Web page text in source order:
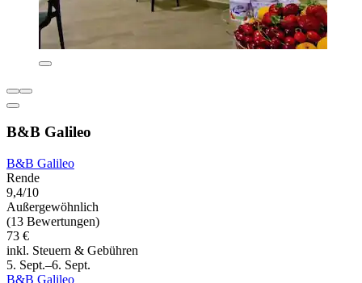
B&B Galileo
B&B Galileo
Rende
9,4/10
Außergewöhnlich
(13 Bewertungen)
73 €
inkl. Steuern & Gebühren
5. Sept.–6. Sept.
B&B Galileo